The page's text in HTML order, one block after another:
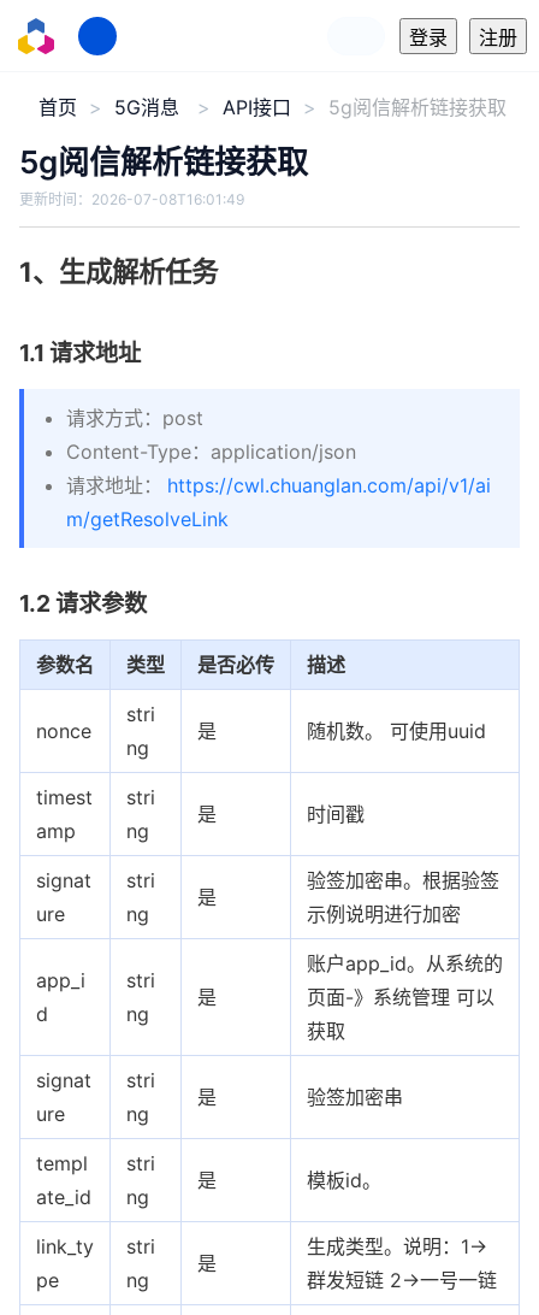
登录 注册
首页 5G消息 API接口 5g阅信解析链接获取
5g阅信解析链接获取
更新时间： 2026-07-08T16:01:49
1、生成解析任务
1.1 请求地址
请求方式：post
Content-Type：application/json
请求地址：
https://cwl.chuanglan.com/api/v1/ai
m/getResolveLink
1.2 请求参数
参数名 类型 是否必传 描述
nonce
stri
ng
是 随机数。 可使用uuid
timest
amp
stri
ng
是 时间戳
signat
ure
stri
ng
是
验签加密串。根据验签
示例说明进行加密
app_i
d
stri
ng
是
账户app_id。从系统的
页面-》系统管理 可以
获取
signat
ure
stri
ng
是 验签加密串
templ
ate_id
stri
ng
是 模板id。
link_ty
pe
stri
ng
是
生成类型。说明：1->
群发短链 2->一号一链